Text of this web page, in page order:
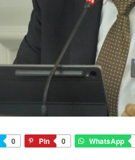
0 Pin 0 WhatsApp